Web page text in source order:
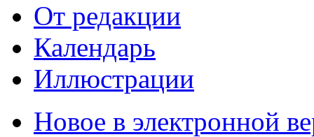
От редакции
Календарь
Иллюстрации
Новое в электронной